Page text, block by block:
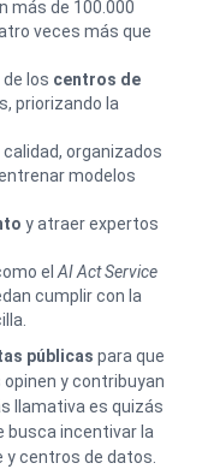
más de 100.000
veces más que
los centros de
priorizando la
calidad, organizados
modelos
y atraer expertos
el AI Act Service
cumplir con la
públicas para que
y contribuyan
llamativa es quizás
busca incentivar la
centros de datos.